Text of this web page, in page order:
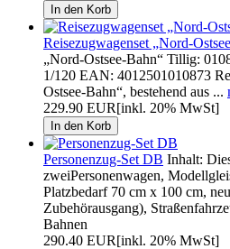
Reisezugwagenset „Nord-
„Nord-Ostsee-Bahn“ Tillig:
1/120 EAN: 4012501010873
Ostsee-Bahn“, bestehend aus ...
229.90 EUR[inkl. 20% MwSt]
Personenzug-Set DB Inhalt:
zweiPersonenwagen,
Platzbedarf 70 cm x 100 cm,
Zubehörausgang),
Bahnen
290.40 EUR[inkl. 20% MwSt]